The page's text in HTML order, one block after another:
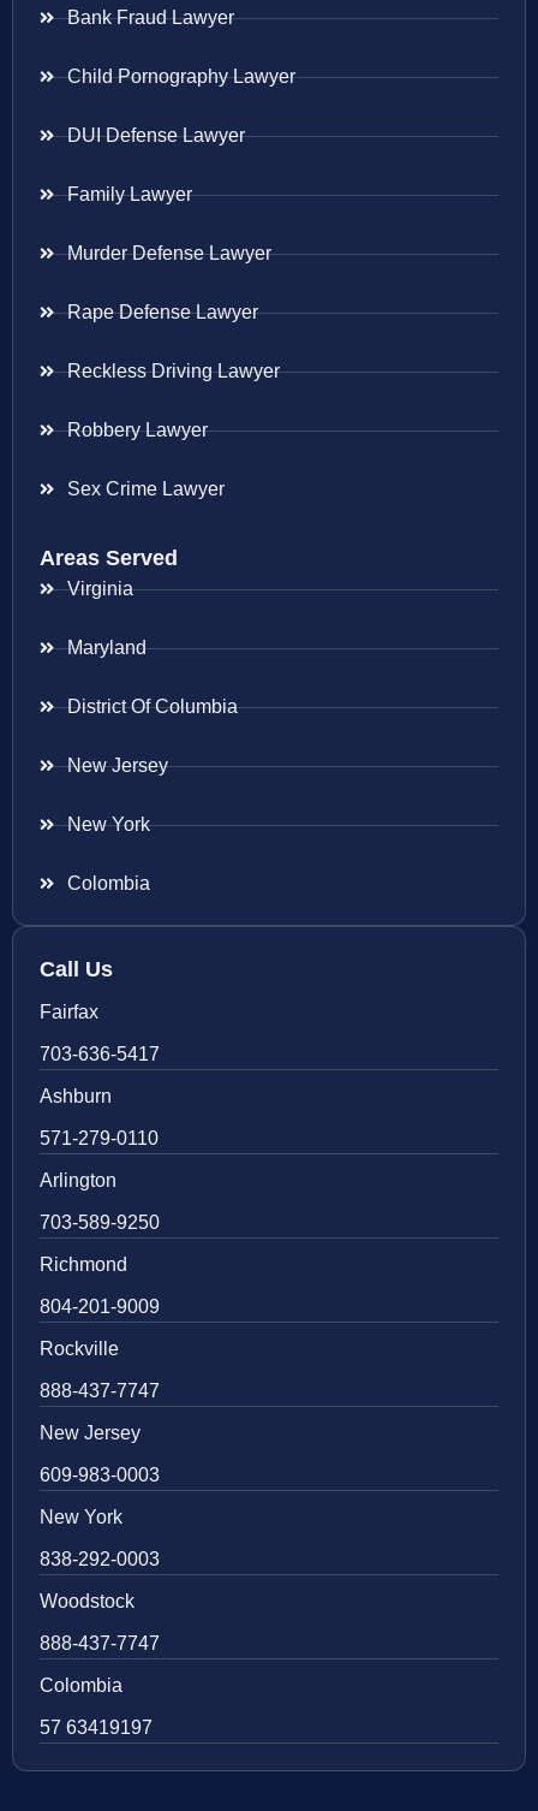
Bank Fraud Lawyer
Child Pornography Lawyer
DUI Defense Lawyer
Family Lawyer
Murder Defense Lawyer
Rape Defense Lawyer
Reckless Driving Lawyer
Robbery Lawyer
Sex Crime Lawyer
Areas Served
Virginia
Maryland
District Of Columbia
New Jersey
New York
Colombia
Call Us
Fairfax
703-636-5417
Ashburn
571-279-0110
Arlington
703-589-9250
Richmond
804-201-9009
Rockville
888-437-7747
New Jersey
609-983-0003
New York
838-292-0003
Woodstock
888-437-7747
Colombia
57 63419197